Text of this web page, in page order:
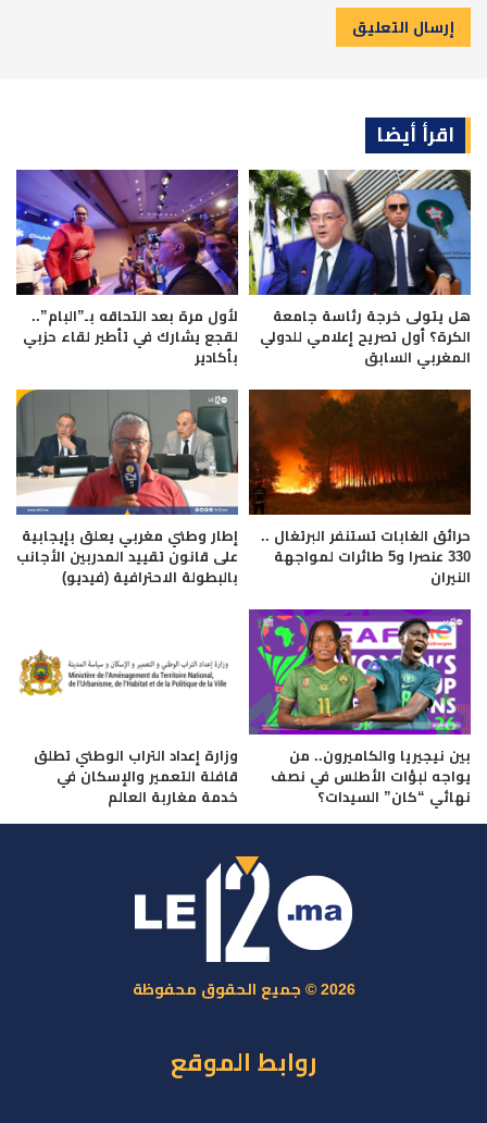
اقرأ أيضا
هل يتولى خرجة رئاسة جامعة
الكرة؟ أول تصريح إعلامي للدولي
المغربي السابق
لأول مرة بعد التحاقه بـ”البام”..
لقجع يشارك في تأطير لقاء حزبي
بأكادير
حرائق الغابات تستنفر البرتغال ..
330 عنصرا و5 طائرات لمواجهة
النيران
إطار وطني مغربي يعلق بإيجابية
على قانون تقييد المدربين الأجانب
بالبطولة الاحترافية (فيديو)
بين نيجيريا والكاميرون.. من
يواجه لبؤات الأطلس في نصف
نهائي “كان” السيدات؟
وزارة إعداد التراب الوطني تطلق
قافلة التعمير والإسكان في
خدمة مغاربة العالم
2026 © جميع الحقوق محفوظة
روابط الموقع